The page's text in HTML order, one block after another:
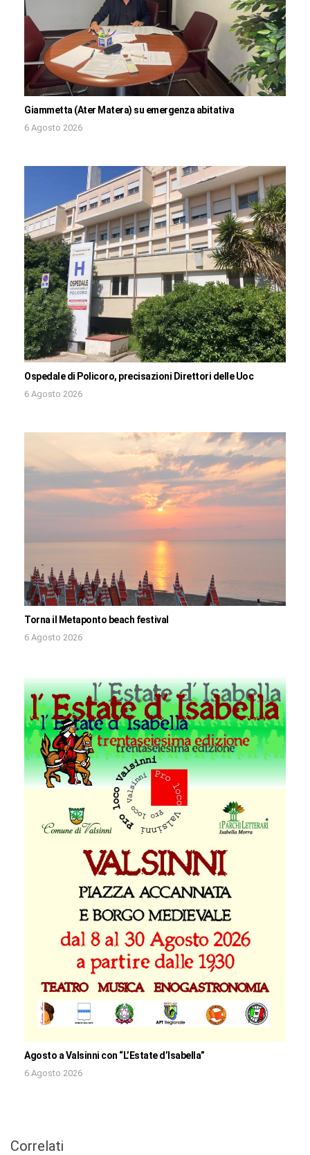
Giammetta (Ater Matera) su emergenza abitativa
6 Agosto 2026
Ospedale di Policoro, precisazioni Direttori delle Uoc
6 Agosto 2026
Torna il Metaponto beach festival
6 Agosto 2026
Agosto a Valsinni con “L’Estate d’Isabella”
6 Agosto 2026
Correlati